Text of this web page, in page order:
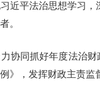
近平法治思想学习
。
协同抓好年度法治
》，发挥财政主责监